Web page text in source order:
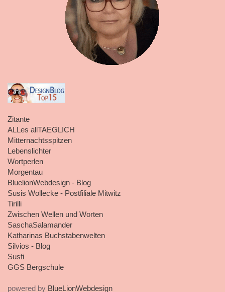
Zitante
ALLes allTAEGLICH
Mitternachtsspitzen
Lebenslichter
Wortperlen
Morgentau
BluelionWebdesign - Blog
Susis Wollecke - Postfiliale Mitwitz
Tirilli
Zwischen Wellen und Worten
SaschaSalamander
Katharinas Buchstabenwelten
Silvios - Blog
Susfi
GGS Bergschule
powered by BlueLionWebdesign